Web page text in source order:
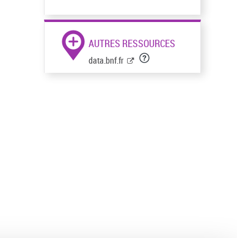
AUTRES RESSOURCES
data.bnf.fr